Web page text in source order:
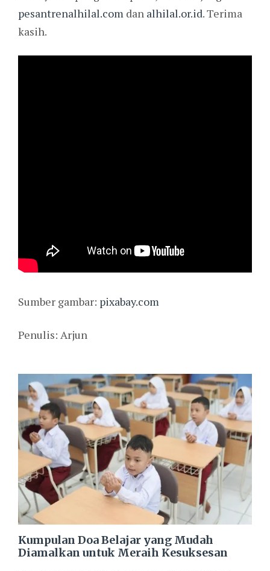
pesantrenalhilal.com dan alhilal.or.id. Terima
kasih.
Sumber gambar: pixabay.com
Penulis: Arjun
Kumpulan Doa Belajar yang Mudah
Diamalkan untuk Meraih Kesuksesan